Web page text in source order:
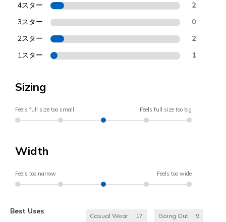
4スター 2
3スター 0
2スター 2
1スター 1
Sizing
Feels full size too small Feels full size too big
Width
Feels too narrow Feels too wide
Best Uses
Casual Wear 17 Going Out 9